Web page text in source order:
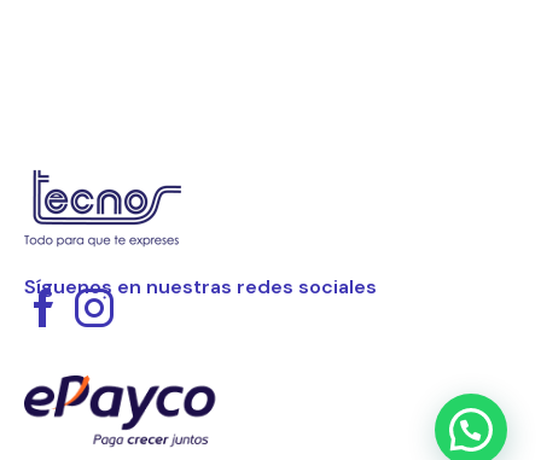
Síguenos en nuestras redes sociales